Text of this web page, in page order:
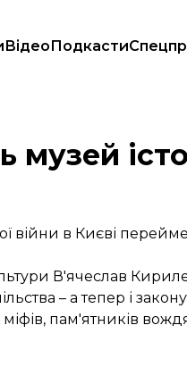
ВідеоПодкасти
війни в Києві
В'ячеслав
– а тепер і
пам'ятників